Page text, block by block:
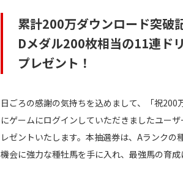
累計200万ダウンロード突破
Dメダル200枚相当の11連ド
プレゼント！
日ごろの感謝の気持ちを込めまして、「祝
にゲームにログインしていただきましたユー
レゼントいたします。本抽選券は、Aランク
機会に強力な種牡馬を手に入れ、最強馬の育成